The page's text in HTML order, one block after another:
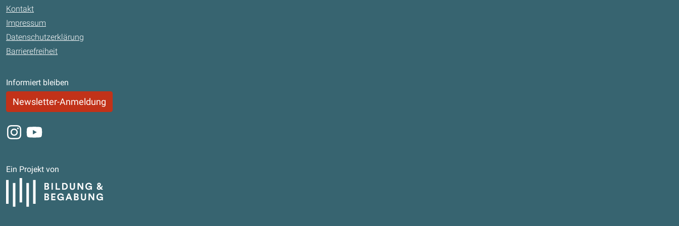
Kontakt
Impressum
Datenschutzerklärung
Barrierefreiheit
Informiert bleiben
Newsletter-Anmeldung
Instagram
Youtube
Ein Projekt von
Bildung und Begabung